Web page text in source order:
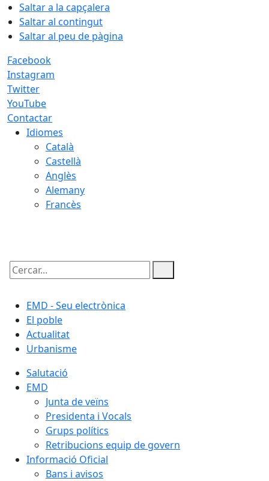
Saltar a la capçalera
Saltar al contingut
Saltar al peu de pàgina
Facebook
Instagram
Twitter
YouTube
Contactar
Idiomes
Català
Castellà
Anglès
Alemany
Francès
Cercar:
EMD - Seu electrònica
El poble
Actualitat
Urbanisme
Salutació
EMD
Junta de veïns
Presidenta i Vocals
Grups polítics
Retribucions equip de govern
Informació Oficial
Bans i avisos